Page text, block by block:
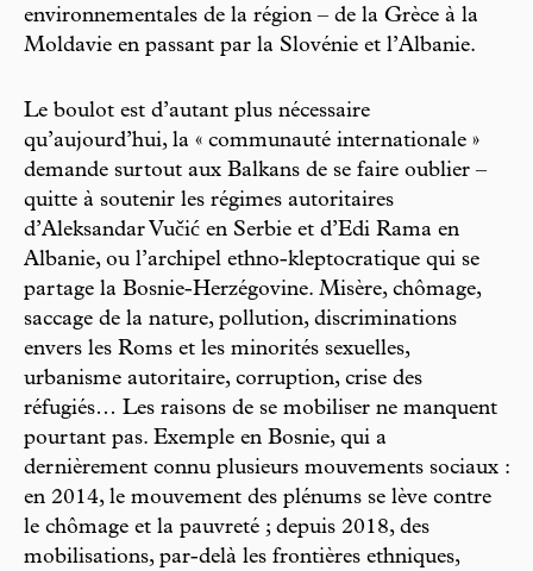
environnementales de la région – de la Grèce à la
Moldavie en passant par la Slovénie et l’Albanie.
Le boulot est d’autant plus nécessaire
qu’aujourd’hui, la « communauté internationale »
demande surtout aux Balkans de se faire oublier –
quitte à soutenir les régimes autoritaires
d’Aleksandar Vučić en Serbie et d’Edi Rama en
Albanie, ou l’archipel ethno-kleptocratique qui se
partage la Bosnie-Herzégovine. Misère, chômage,
saccage de la nature, pollution, discriminations
envers les Roms et les minorités sexuelles,
urbanisme autoritaire, corruption, crise des
réfugiés… Les raisons de se mobiliser ne manquent
pourtant pas. Exemple en Bosnie, qui a
dernièrement connu plusieurs mouvements sociaux :
en 2014, le mouvement des plénums se lève contre
le chômage et la pauvreté ; depuis 2018, des
mobilisations, par-delà les frontières ethniques,